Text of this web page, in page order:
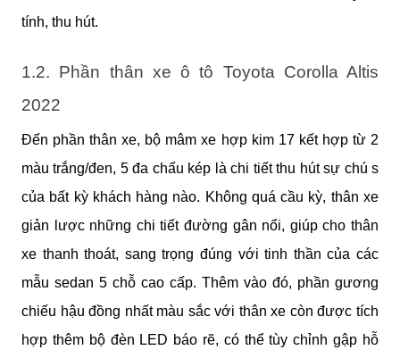
tính, thu hút.
1.2. Phần thân xe ô tô Toyota Corolla Altis
2022
Đến phần thân xe, bộ mâm xe hợp kim 17 kết hợp từ 2
màu trắng/đen, 5 đa chấu kép là chi tiết thu hút sự chú s
của bất kỳ khách hàng nào. Không quá cầu kỳ, thân xe
giản lược những chi tiết đường gân nổi, giúp cho thân
xe thanh thoát, sang trọng đúng với tinh thần của các
mẫu sedan 5 chỗ cao cấp. Thêm vào đó, phần gương
chiếu hậu đồng nhất màu sắc với thân xe còn được tích
hợp thêm bộ đèn LED báo rẽ, có thể tùy chỉnh gập hỗ